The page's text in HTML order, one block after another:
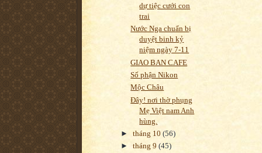
dự tiệc cưới con
trai
Nước Nga chuẩn bị
duyệt binh kỷ
niệm ngày 7-11
GIAO BAN CAFE
Số phận Nikon
Mộc Châu
Đây! nơi thờ phụng
Mẹ Việt nam Anh
hùng.
► tháng 10 (56)
► tháng 9 (45)